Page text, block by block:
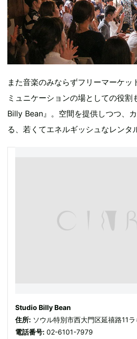
また音楽のみならずフリーマーケッ
ミュニケーションの場としての役
Billy Bean』。空間を提供しつつ、
る、若くてエネルギッシュなレンタ
Studio Billy Bean
住所: ソウル特別市西大門区延禧路11
電話番号: 02-6101-7979